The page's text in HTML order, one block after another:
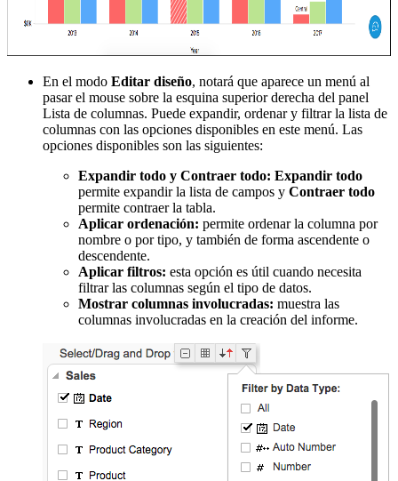
En el modo Editar diseño, notará que aparece un menú al
pasar el mouse sobre la esquina superior derecha del panel
Lista de columnas. Puede expandir, ordenar y filtrar la lista de
columnas con las opciones disponibles en este menú. Las
opciones disponibles son las siguientes:
Expandir todo y Contraer todo: Expandir todo
permite expandir la lista de campos y Contraer todo
permite contraer la tabla.
Aplicar ordenación: permite ordenar la columna por
nombre o por tipo, y también de forma ascendente o
descendente.
Aplicar filtros: esta opción es útil cuando necesita
filtrar las columnas según el tipo de datos.
Mostrar columnas involucradas: muestra las
columnas involucradas en la creación del informe.